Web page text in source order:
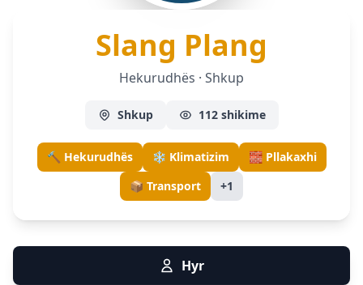
Slang Plang
Hekurudhës · Shkup
Shkup 112 shikime
🔨 Hekurudhës ❄️ Klimatizim
🧱 Pllakaxhi
📦 Transport
+1
Hyr